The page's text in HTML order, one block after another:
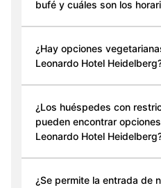
bufé y cuáles son los
¿Hay opciones
Leonardo Hotel
¿Los huéspedes con
pueden encontrar
Leonardo Hotel
¿Se permite la entrada de